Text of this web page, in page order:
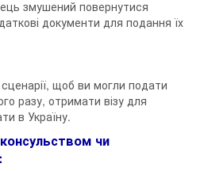
змушений повернутися
документи для подання їх
щоб ви могли подати
разу, отримати візу для
в Україну.
чи